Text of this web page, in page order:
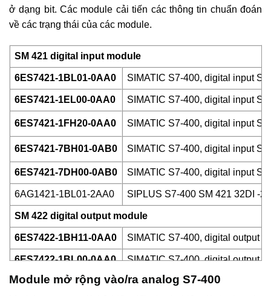
ở dạng bit. Các module cải tiến các thông tin chuẩn đoán
về các trạng thái của các module.
SM 421 digital input module
6ES7421-1BL01-0AA0 SIMATIC S7-400, digital input
6ES7421-1EL00-0AA0 SIMATIC S7-400, digital input
6ES7421-1FH20-0AA0 SIMATIC S7-400, digital input
6ES7421-7BH01-0AB0 SIMATIC S7-400, digital input
6ES7421-7DH00-0AB0 SIMATIC S7-400, digital input
6AG1421-1BL01-2AA0 SIPLUS S7-400 SM 421 32DI -
SM 422 digital output module
6ES7422-1BH11-0AA0 SIMATIC S7-400, digital output
6ES7422-1BL00-0AA0 SIMATIC S7-400, digital output
6ES7422-1FH00-0AA0 SIMATIC S7-400, digital output
Module mở rộng vào/ra analog S7-400